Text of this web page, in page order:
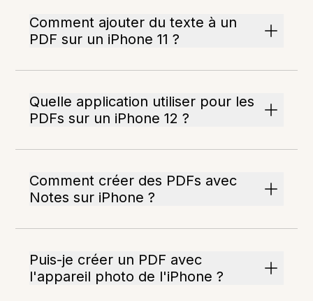
Comment ajouter du texte à un
PDF sur un iPhone 11 ?
Quelle application utiliser pour les
PDFs sur un iPhone 12 ?
Comment créer des PDFs avec
Notes sur iPhone ?
Puis-je créer un PDF avec
l'appareil photo de l'iPhone ?